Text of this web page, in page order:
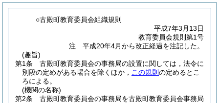
○古殿町教育委員会組織規則
平成7年3月13日
教育委員会規則第1号
注 平成20年4月から改正経過を注記した。
(趣旨)
第1条
古殿町教育委員会の事務局の設置に関しては，法令に
別段の定めがある場合を除くほか， この規則 の定めるとこ
ろによる。
(機関の名称)
第2条
古殿町教育委員会の事務局を古殿町教育委員会事務局